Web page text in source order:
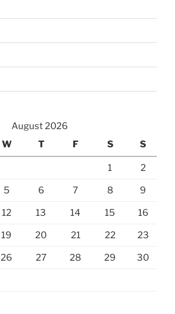
August 2026
W T F S S
1 2
5 6 7 8 9
12 13 14 15 16
19 20 21 22 23
26 27 28 29 30